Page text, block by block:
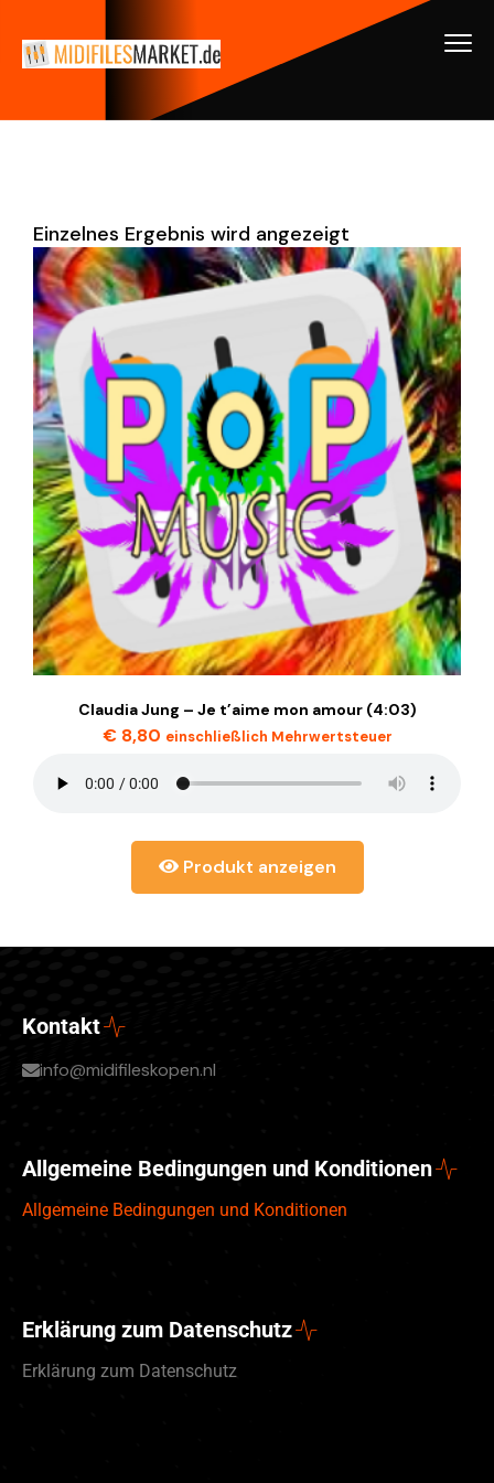
Einzelnes Ergebnis wird angezeigt
Claudia Jung – Je t’aime mon amour (4:03)
€8,80 einschließlich Mehrwertsteuer
Produkt anzeigen
Kontakt
info@midifileskopen.nl
Allgemeine Bedingungen und Konditionen
Allgemeine Bedingungen und Konditionen
Erklärung zum Datenschutz
Erklärung zum Datenschutz